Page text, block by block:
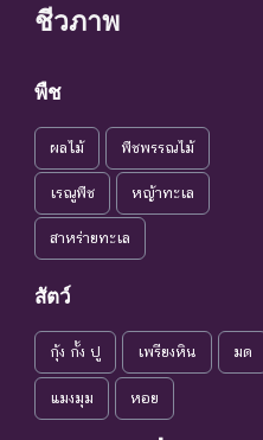
ชีวภาพ
พืช
ผลไม้ พืชพรรณไม้
เรณูพืช หญ้าทะเล
สาหร่ายทะเล
สัตว์
กุ้ง กั้ง ปู เพรียงหิน มด
แมงมุม หอย